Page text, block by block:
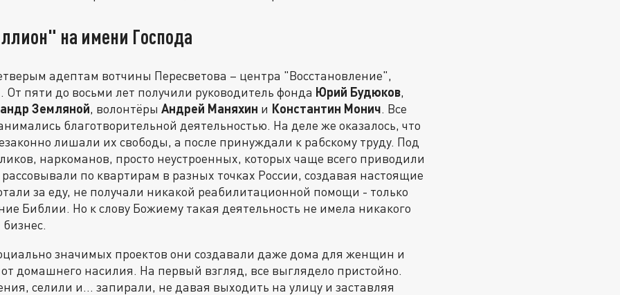
на имени Господа
адептам вотчины Пересветова – центра "Восстановление",
пяти до восьми лет получили руководитель фонда Юрий Будюков,
Земляной, волонтёры Андрей Маняхин и Константин Монич. Все
благотворительной деятельностью. На деле же оказалось, что
лишали их свободы, а после принуждали к рабскому труду. Под
наркоманов, просто неустроенных, которых чаще всего приводили
по квартирам в разных точках России, создавая настоящие
за еду, не получали никакой реабилитационной помощи - только
Библии. Но к слову Божиему такая деятельность не имела никакого
значимых проектов они создавали даже дома для женщин и
домашнего насилия. На первый взгляд, все выглядело пристойно.
селили и… запирали, не давая выходить на улицу и заставляя